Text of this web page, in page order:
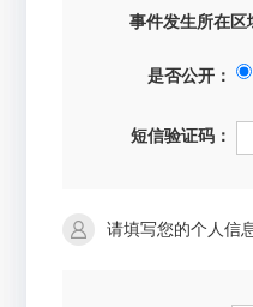
事件发生所在区
是否公开：
短信验证码：
请填写您的个人信